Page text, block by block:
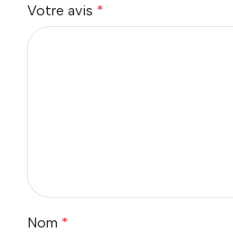
Votre avis *
Nom *